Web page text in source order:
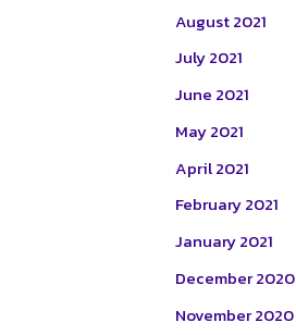
August 2021
July 2021
June 2021
May 2021
April 2021
February 2021
January 2021
December 2020
November 2020